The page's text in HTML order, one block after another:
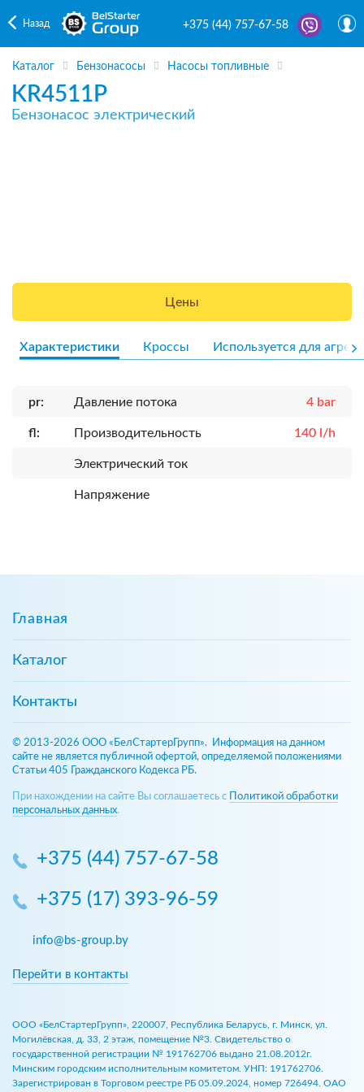
Назад +375 (44) 757-67-58
Каталог Бензонасосы Насосы топливные
KR4511P
Бензонасос электрический
Цены
Характеристики Кроссы Используется для
pr: Давление потока 4 bar
fl: Производительность 140 l/h
Электрический ток
Напряжение
Главная
Каталог
Контакты
© 2013-2026 ООО «БелСтартерГрупп». Информация на данном
сайте не является публичной офертой, определяемой положениями
Статьи 405 Гражданского Кодекса РБ.
При нахождении на сайте Вы соглашаетесь с
Политикой обработки
персональных данных.
+375 (44) 757-67-58
+375 (17) 393-96-59
info@bs-group.by
Перейти в контакты
ООО «БелСтартерГрупп», 220007, Республика Беларусь, г. Минск, ул.
Могилёвская, д. 33, 2 этаж, помещение №3. Свидетельство о
государственной регистрации № 191762706 выдано 21.08.2012г.
Минским городским исполнительным комитетом. УНП: 191762706.
Зарегистрирован в Торговом реестре РБ 05.09.2024, номер 726494. ОАО